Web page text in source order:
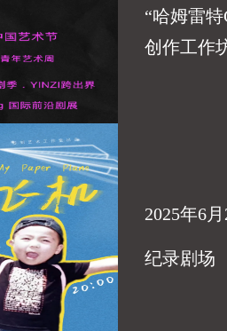
“哈姆雷
创作工作
2025年6
纪录剧场